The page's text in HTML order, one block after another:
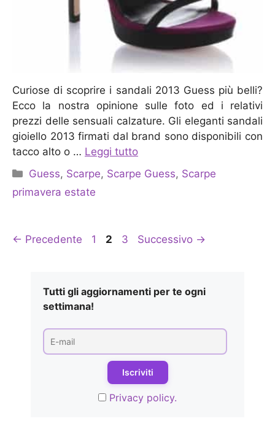
Curiose di scoprire i sandali 2013 Guess più belli?
Ecco la nostra opinione sulle foto ed i relativi
prezzi delle sensuali calzature. Gli eleganti sandali
gioiello 2013 firmati dal brand sono disponibili con
tacco alto o … Leggi tutto
Categorie
Guess, Scarpe, Scarpe Guess, Scarpe
primavera estate
← Precedente Pagina
1 Pagina
2 Pagina
3 Successivo →
Tutti gli aggiornamenti per te ogni
settimana!
Privacy policy.